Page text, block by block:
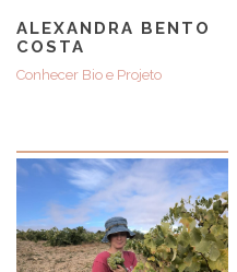
ALEXANDRA BENTO
COSTA
Conhecer Bio e Projeto